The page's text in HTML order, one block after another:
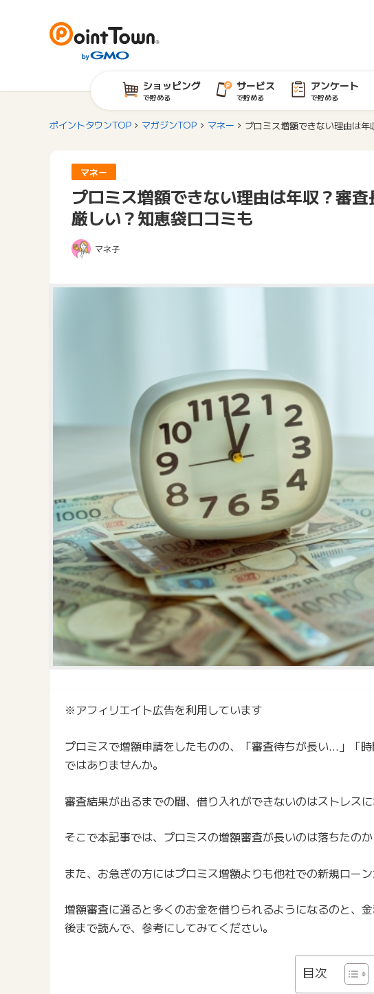
ショッピング
で貯める
サービス
で貯める
アンケート
で貯める
ポイントタウンTOP マガジンTOP マネー プロミス増額できない理由は
マネー
プロミス増額できない理由は年収？審
厳しい？知恵袋口コミも
マネ子
※アフィリエイト広告を利用しています
プロミスで増額申請をしたものの、「審査待ちが長い…」「
ではありませんか。
審査結果が出るまでの間、借り入れができないのはストレスに
そこで本記事では、プロミスの増額審査が長いのは落ちたの
また、お急ぎの方にはプロミス増額よりも他社での新規ロー
増額審査に通ると多くのお金を借りられるようになるのと、
後まで読んで、参考にしてみてください。
目次